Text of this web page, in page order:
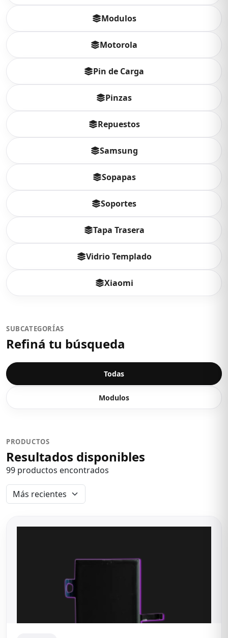
Modulos
Motorola
Pin de Carga
Pinzas
Repuestos
Samsung
Sopapas
Soportes
Tapa Trasera
Vidrio Templado
Xiaomi
SUBCATEGORÍAS
Refiná tu búsqueda
Todas
Modulos
PRODUCTOS
Resultados disponibles
99 productos encontrados